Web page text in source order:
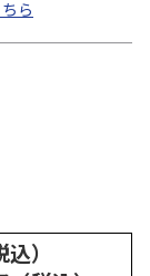
ら
）